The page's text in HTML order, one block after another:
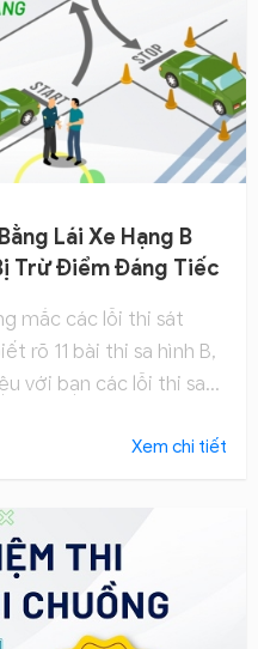
Lái Xe Hạng B
Trừ Điểm Đáng Tiếc
mắc các lỗi thi sát
rõ 11 bài thi sa hình B,
với bạn các lỗi thi sa
Xem chi tiết